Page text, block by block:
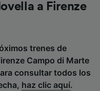
a Firenze
trenes de
Campo di Marte
consultar todos los
haz clic aquí.